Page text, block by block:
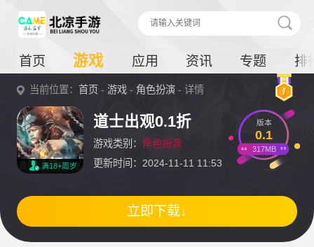
首页 游戏 应用 资讯 专题 排
当前位置：首页 -游戏 - 角色扮演 - 详情
满18+周岁
道士出观0.1折
游戏类别： 角色扮演
更新时间：2024-11-11 11:53
版本
0.1
317MB
立即下载↓